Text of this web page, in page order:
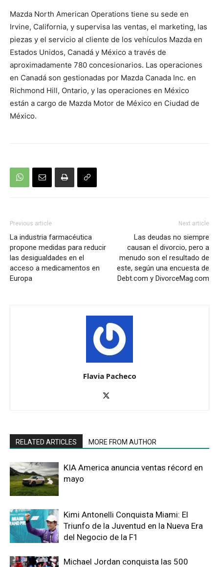
Mazda North American Operations tiene su sede en
Irvine, California, y supervisa las ventas, el marketing, las
piezas y el servicio al cliente de los vehículos Mazda en
Estados Unidos, Canadá y México a través de
aproximadamente 780 concesionarios. Las operaciones
en Canadá son gestionadas por Mazda Canada Inc. en
Richmond Hill, Ontario, y las operaciones en México
están a cargo de Mazda Motor de México en Ciudad de
México.
Previous article
La industria farmacéutica
propone medidas para reducir
las desigualdades en el
acceso a medicamentos en
Europa
Next article
Las deudas no siempre
causan el divorcio, pero a
menudo son el resultado de
este, según una encuesta de
Debt.com y DivorceMag.com
Flavia Pacheco
RELATED ARTICLES MORE FROM AUTHOR
KIA America anuncia ventas récord en
mayo
Kimi Antonelli Conquista Miami: El
Triunfo de la Juventud en la Nueva Era
del Negocio de la F1
Michael Jordan conquista las 500